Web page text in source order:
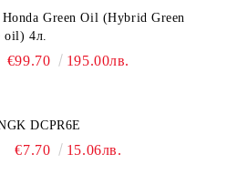
Green Oil (Hybrid Green
oil) 4л.
€99.70 195.00лв.
DCPR6E
€7.70 15.06лв.